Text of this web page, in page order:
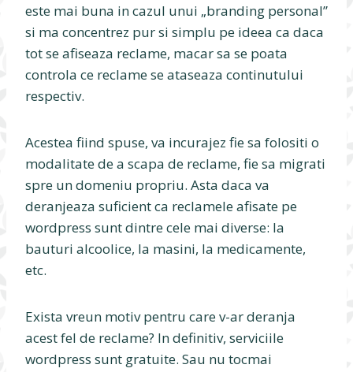
este mai buna in cazul unui „branding personal”
si ma concentrez pur si simplu pe ideea ca daca
tot se afiseaza reclame, macar sa se poata
controla ce reclame se ataseaza continutului
respectiv.
Acestea fiind spuse, va incurajez fie sa folositi o
modalitate de a scapa de reclame, fie sa migrati
spre un domeniu propriu. Asta daca va
deranjeaza suficient ca reclamele afisate pe
wordpress sunt dintre cele mai diverse: la
bauturi alcoolice, la masini, la medicamente,
etc.
Exista vreun motiv pentru care v-ar deranja
acest fel de reclame? In definitiv, serviciile
wordpress sunt gratuite. Sau nu tocmai